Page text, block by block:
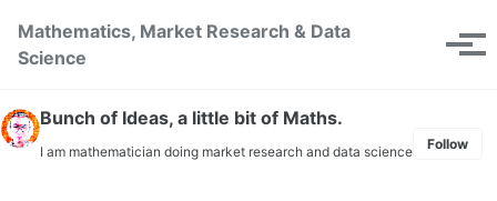
Mathematics, Market Research & Data
Science
Toggle
Bunch of Ideas, a little bit of Maths.
I am mathematician doing market research and data science Follow